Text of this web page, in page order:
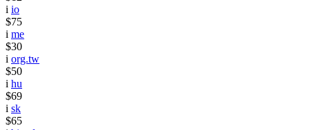
i io
$75
i me
$30
i org.tw
$50
i hu
$69
i sk
$65